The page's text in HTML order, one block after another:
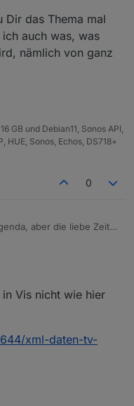
Dir das Thema mal
auch was, was
nämlich von ganz
GB und Debian11, Sonos API,
HUE, Sonos, Echos, DS718+
0
aber die liebe Zeit...
hatte ich gar nicht auf
das Bild (geht mir
und gibt "Titel", "Link"
Vis nicht wie hier
xml-daten-tv-